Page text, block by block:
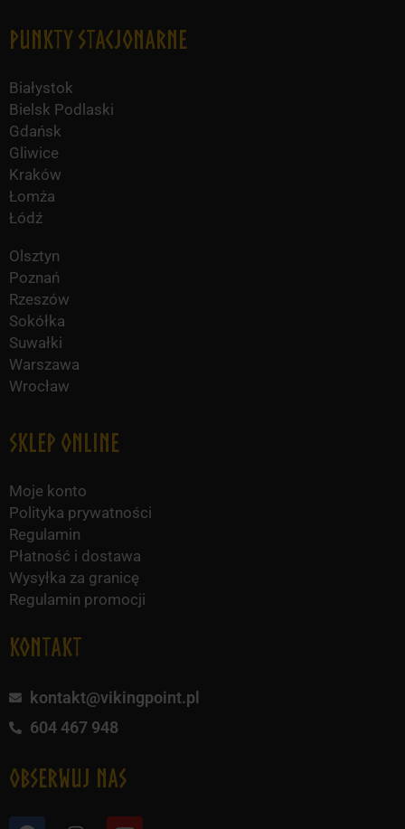
Punkty Stacjonarne
Białystok
Bielsk Podlaski
Gdańsk
Gliwice
Kraków
Łomża
Łódź
Olsztyn
Poznań
Rzeszów
Sokółka
Suwałki
Warszawa
Wrocław
Sklep online
Moje konto
Polityka prywatności
Regulamin
Płatność i dostawa
Wysyłka za granicę
Regulamin promocji
KONTAKT
kontakt@vikingpoint.pl
604 467 948
obserwuj nas